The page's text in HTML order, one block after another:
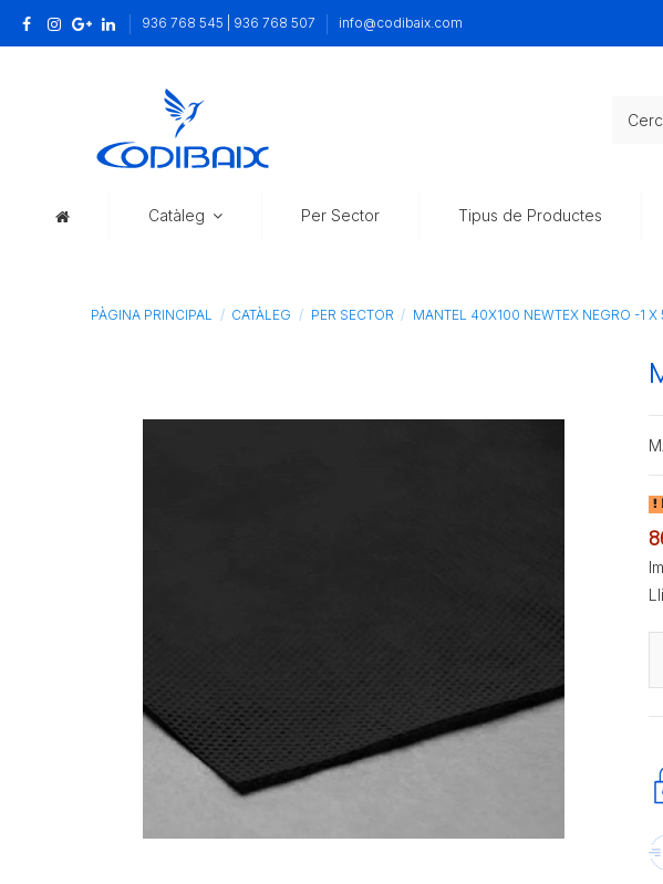
936 768 545 | 936 768 507 info@codibaix.com
Catàleg Per Sector Tipus de Productes
PÀGINA PRINCIPAL CATÀLEG PER SECTOR MANTEL 40X100 NEWTEX NEGRO -1